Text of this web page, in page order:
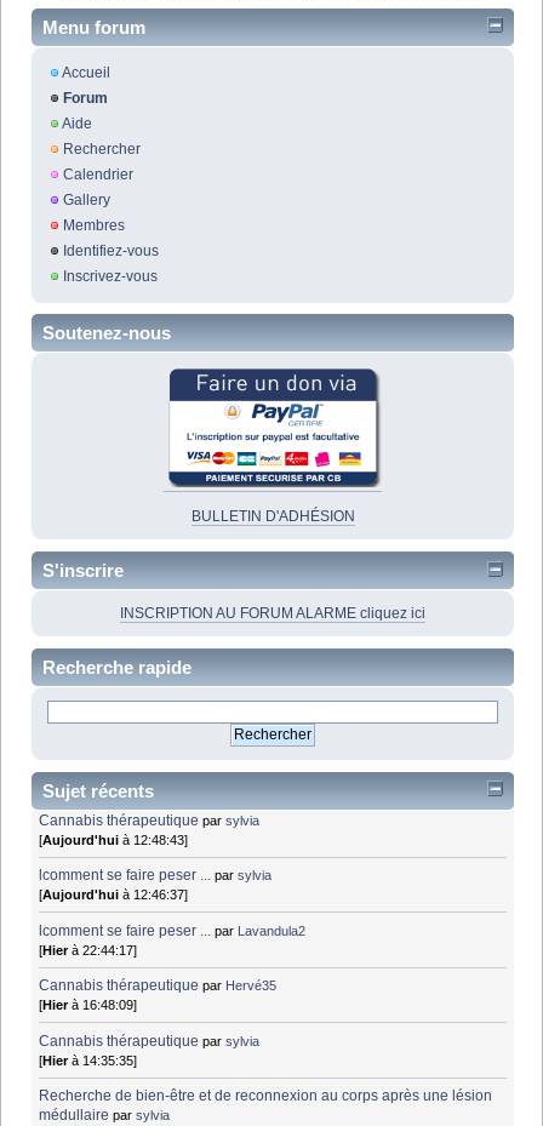
Menu forum
Accueil
Forum
Aide
Rechercher
Calendrier
Gallery
Membres
Identifiez-vous
Inscrivez-vous
Soutenez-nous
BULLETIN D'ADHÉSION
S'inscrire
INSCRIPTION AU FORUM ALARME cliquez ici
Recherche rapide
Sujet récents
Cannabis thérapeutique parsylvia
[Aujourd'hui à 12:48:43]
lcomment se faire peser ... parsylvia
[Aujourd'hui à 12:46:37]
lcomment se faire peser ... par Lavandula2
[Hierà 22:44:17]
Cannabis thérapeutique par Hervé35
[Hierà 16:48:09]
Cannabis thérapeutique parsylvia
[Hierà 14:35:35]
Recherche de bien-être et de reconnexion au corps après une lésion
médullaire parsylvia